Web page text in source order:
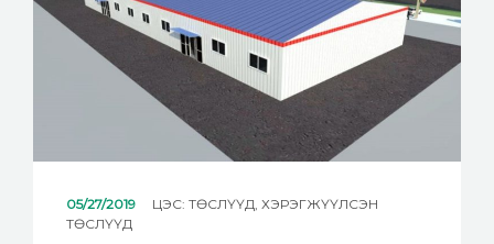
05/27/2019 ЦЭС: ТӨСЛҮҮД, ХЭРЭГЖҮҮЛСЭН
ТӨСЛҮҮД